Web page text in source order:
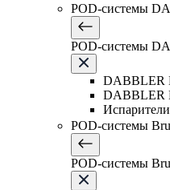
POD-системы
POD-системы
DABBLER
DABBLER
POD-системы
POD-системы